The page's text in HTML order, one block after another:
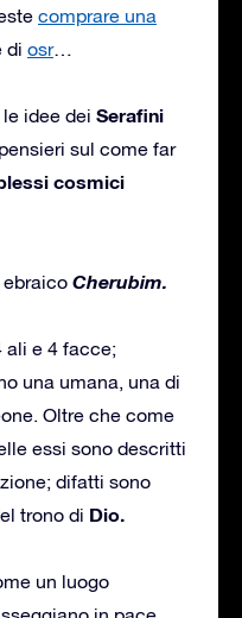
comprare una
di osr…
idee dei Serafini
sul come far
cosmici
ebraico Cherubim.
ali e 4 facce;
una umana, una di
Oltre che come
essi sono descritti
difatti sono
trono di Dio.
un luogo